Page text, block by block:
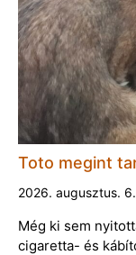
Toto megint
2026. augusztus.
Még ki sem
cigaretta- és